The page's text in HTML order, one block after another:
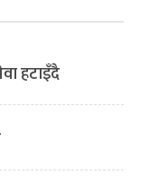
हटाइँदै